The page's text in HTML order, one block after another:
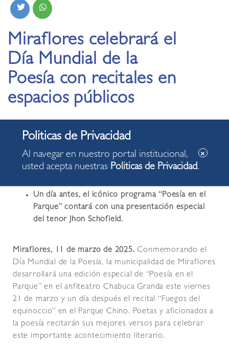
Miraflores celebrará el
Día Mundial de la
Poesía con recitales en
espacios públicos
11.03.2025
“Fuegos del equinoccio” reunirá a seis poetas
peruanos y una artista escénica en el Parque
Un día antes, el icónico programa “Poesía en el
Parque” contará con una presentación especial
del tenor Jhon Schofield.
Miraflores, 11 de marzo de 2025.Conmemorando el
Día Mundial de la Poesía, la municipalidad de Miraflores
desarrollará una edición especial de “Poesía en el
Parque” en el anfiteatro Chabuca Granda este viernes
21 de marzo y un día después el recital “Fuegos del
equinoccio” en el Parque Chino. Poetas y aficionados a
la poesía recitarán sus mejores versos para celebrar
este importante acontecimiento literario.
Al navegar en nuestro portal institucional,
usted acepta nuestras Politicas de Privacidad.